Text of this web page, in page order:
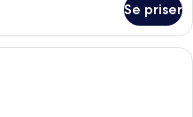
Se priser
Et hotelværelse med to senge, et